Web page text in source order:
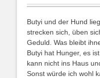
Butyi und der Hund
strecken sich, üben
Geduld. Was bleibt
Butyi hat Hunger, es
kann nicht ins Haus
Sonst würde ich wohl